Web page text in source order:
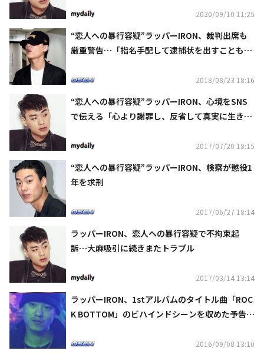
2020/09/10 11:25
“恋人への暴行容疑”ラッパーIRON、裁判出席も
厳重警告…「指名手配して逮捕状を出すことも可
2018/08/23 18:16
“恋人への暴行容疑”ラッパーIRON、心境をSNS
で伝える「心より謝罪し、反省して真実に生き
2017/07/20 18:15
“恋人への暴行容疑”ラッパーIRON、検察が懲役1
年を求刑
2017/06/27 18:14
ラッパーIRON、恋人への暴行容疑で不拘束起
訴…大麻吸引に続きまたトラブル
2017/03/14 13:14
ラッパーIRON、1stアルバムのタイトル曲「ROC
K BOTTOM」のビハインドシーンを収めた予告映
2016/09/08 13:10